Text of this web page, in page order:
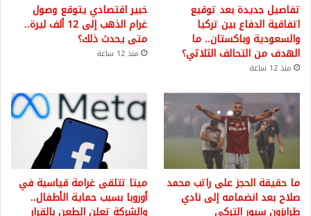
تفاصيل جديدة بعد توقيع
اتفاقية الدفاع بين تركيا
والسعودية وباكستان.. ما
الهدف من التحالف الثلاثي؟
منذ 12 ساعة
خبير اقتصادي يتوقع وصول
غرام الذهب إلى 12 ألف ليرة..
متى يحدث ذلك؟
منذ 12 ساعة
ما حقيقة الحجز على راتب محمد
صلاح بعد انضمامه إلى نادي
ميتا تتلقى غرامة قياسية في
أوروبا بسبب حماية الأطفال..